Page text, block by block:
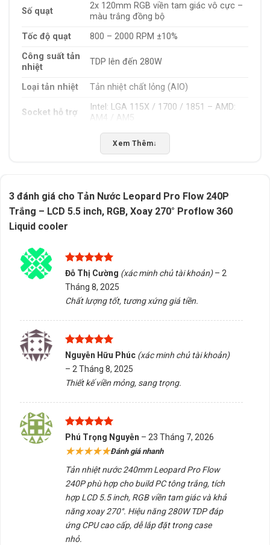
Số quạt
2x 120mm RGB viền tam giác vô cực –
màu trắng đồng bộ
Tốc độ quạt
800 – 2000 RPM ±10%
Công suất tản
nhiệt
TDP lên đến 280W
Loại tản nhiệt Tản nhiệt chất lỏng (AIO)
Socket hỗ trợ
Intel: LGA 115X / 1700 / 1851 – AMD:
AM4 / AM5
Tùy chỉnh hình ảnh/video/gif/logo và
giám sát nhiệt độ/RGB
🌟 Tính Năng Tản Nước Leopard Pro Flow
Tản nhiệt trắng toàn bộ
tông sáng, nhẹ nhàng, cao cấp.
Màn hình LCD 5.5″ sắc nét, tùy biến hiển thị ảnh,
logo, video, gif cực kỳ cá nhân hóa.
Hiệu năng mạnh mẽ (280W TDP)
Intel Core i5/i7 đến AMD Ryzen 5/7.
Khả năng xoay màn hình 270°, dễ dàng hiển thị đẹp
trong mọi loại case.
Phần mềm chuyên dụng
, dễ sử dụng để điều khiển
toàn bộ hệ thống RGB và dữ liệu hiển thị.
Quạt 120mm viền RGB trắng, viền tam giác vô cực
tạo điểm nhấn độc đáo.
🎯 Ứng Dụng – Ai Nên Dùng Tản Nước
Leopard Pro Flow 240P Trắng?
Xem Thêm↓
3 đánh giá cho Tản Nước Leopard Pro Flow 240P
Trắng – LCD 5.5 inch, RGB, Xoay 270° Proflow 360
Liquid cooler
Được xếp
hạng5
sao
Đỗ Thị Cường (xác minh chủ tài khoản) – 2
Tháng 8, 2025
Chất lượng tốt, tương xứng giá tiền.
Được xếp
hạng
sao
Nguyễn Hữu Phúc (xác minh chủ tài khoản)
– 2 Tháng 8, 2025
Thiết kế viền mỏng, sang trọng.
Được xếp
hạng 5 5
sao
Phú Trọng Nguyễn – 23 Tháng 7, 2026
★★★★★Đánh giá nhanh
Tản nhiệt nước 240mm Leopard Pro Flow
240P phù hợp cho build PC tông trắng, tích
hợp LCD 5.5 inch, RGB viền tam giác và khả
năng xoay 270°. Hiệu năng 280W TDP đáp
ứng CPU cao cấp, dễ lắp đặt trong case
nhỏ.